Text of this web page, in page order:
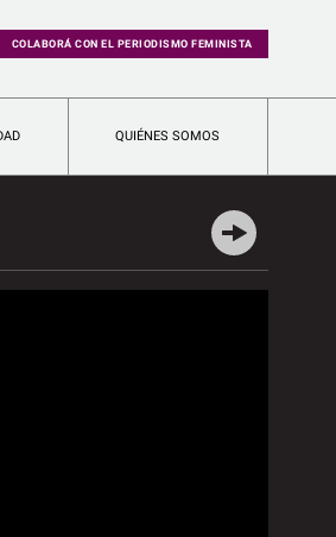
COLABORÁ CON EL PERIODISMO FEMINISTA
QUIÉNES SOMOS